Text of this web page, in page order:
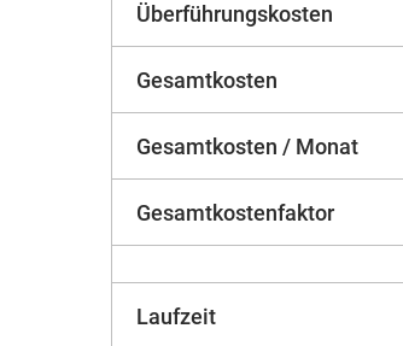
Überführungskosten
Gesamtkosten
Gesamtkosten / Monat
Gesamtkostenfaktor
Laufzeit